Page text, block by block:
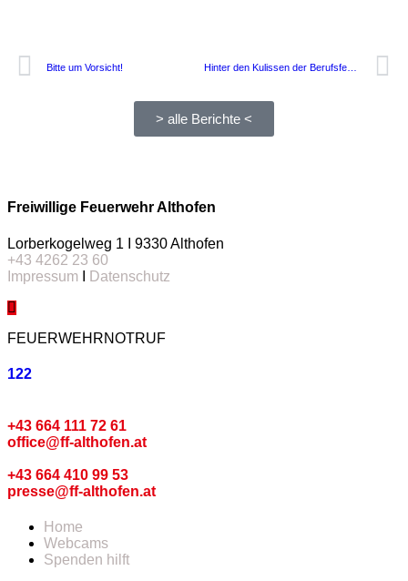
Bitte um Vorsicht! Hinter den Kulissen der Berufsfeuerwehr Wien
> alle Berichte <
Freiwillige Feuerwehr Althofen
Lorberkogelweg 1 I 9330 Althofen
+43 4262 23 60
Impressum
Datenschutz
FEUERWEHRNOTRUF
122
+43 664 111 72 61
office@ff-althofen.at
+43 664 410 99 53
presse@ff-althofen.at
Home
Webcams
Spenden hilft